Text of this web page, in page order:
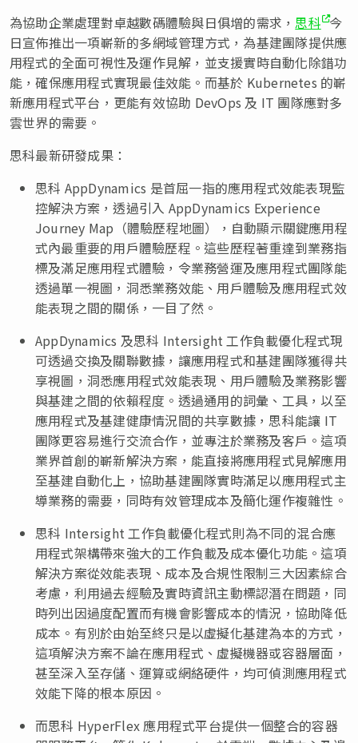
為協助企業處理對卓越數碼體驗與日俱增的需求，思科 今
日宣佈推出一項嶄新的多網域管理方式，為基建團隊提供應
用程式的全面可視性及運作見解，並支援實時自動化除錯功
能，確保應用程式實現最佳效能。而基於 Kubernetes 的嶄
新應用程式平台，更能有效協助 DevOps 及 IT 團隊應對多
雲世界的需要。
思科最新研發成果：
思科 AppDynamics 是首屈一指的應用程式效能表現監
控解決方案，透過引入 AppDynamics Experience
Journey Map（體驗歷程地圖），自動顯示關鍵應用程
式內最重要的用戶體驗歷程。這些歷程著重達到業務指
標及滿足應用程式體驗，令業務營運及應用程式團隊能
透過單一視圖，洞悉業務效能、用戶體驗及應用程式效
能表現之間的關係，一目了然。
AppDynamics 及思科 Intersight 工作負載優化程式現
可透過交換及關聯數據，讓應用程式和基建團隊獲得共
享視圖，洞悉應用程式效能表現、用戶體驗及業務影響
與基建之間的依賴程度。透過通用的詞彙、工具，以至
應用程式及基建健康情況間的共享數據，思科能讓 IT
團隊更容易進行交流合作，並專注於業務及客戶。這項
業界首創的嶄新解決方案，能直接將應用程式見解應用
至基建自動化上，協助基建團隊實時滿足以應用程式主
導業務的需要，同時有效管理成本及簡化運作複雜性。
思科 Intersight 工作負載優化程式則為不同的混合應
用程式架構帶來強大的工作負載及成本優化功能。這項
解決方案從效能表現、成本及合規性限制三大因素綜合
考慮，利用過去經驗及實時資訊主動標認潛在問題，同
時列出因過度配置而有機會影響成本的情況，協助降低
成本。有別於由始至終只是以虛擬化基建為本的方式，
這項解決方案不論在應用程式、虛擬機器或容器層面，
甚至深入至存儲、運算或網絡硬件，均可偵測應用程式
效能下降的根本原因。
而思科 HyperFlex 應用程式平台提供一個整合的容器